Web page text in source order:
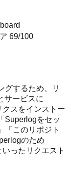
69/100
グするため、リ
サービスに
スをインストー
Superlogをセッ
「このリポジト
のため
ったリクエスト